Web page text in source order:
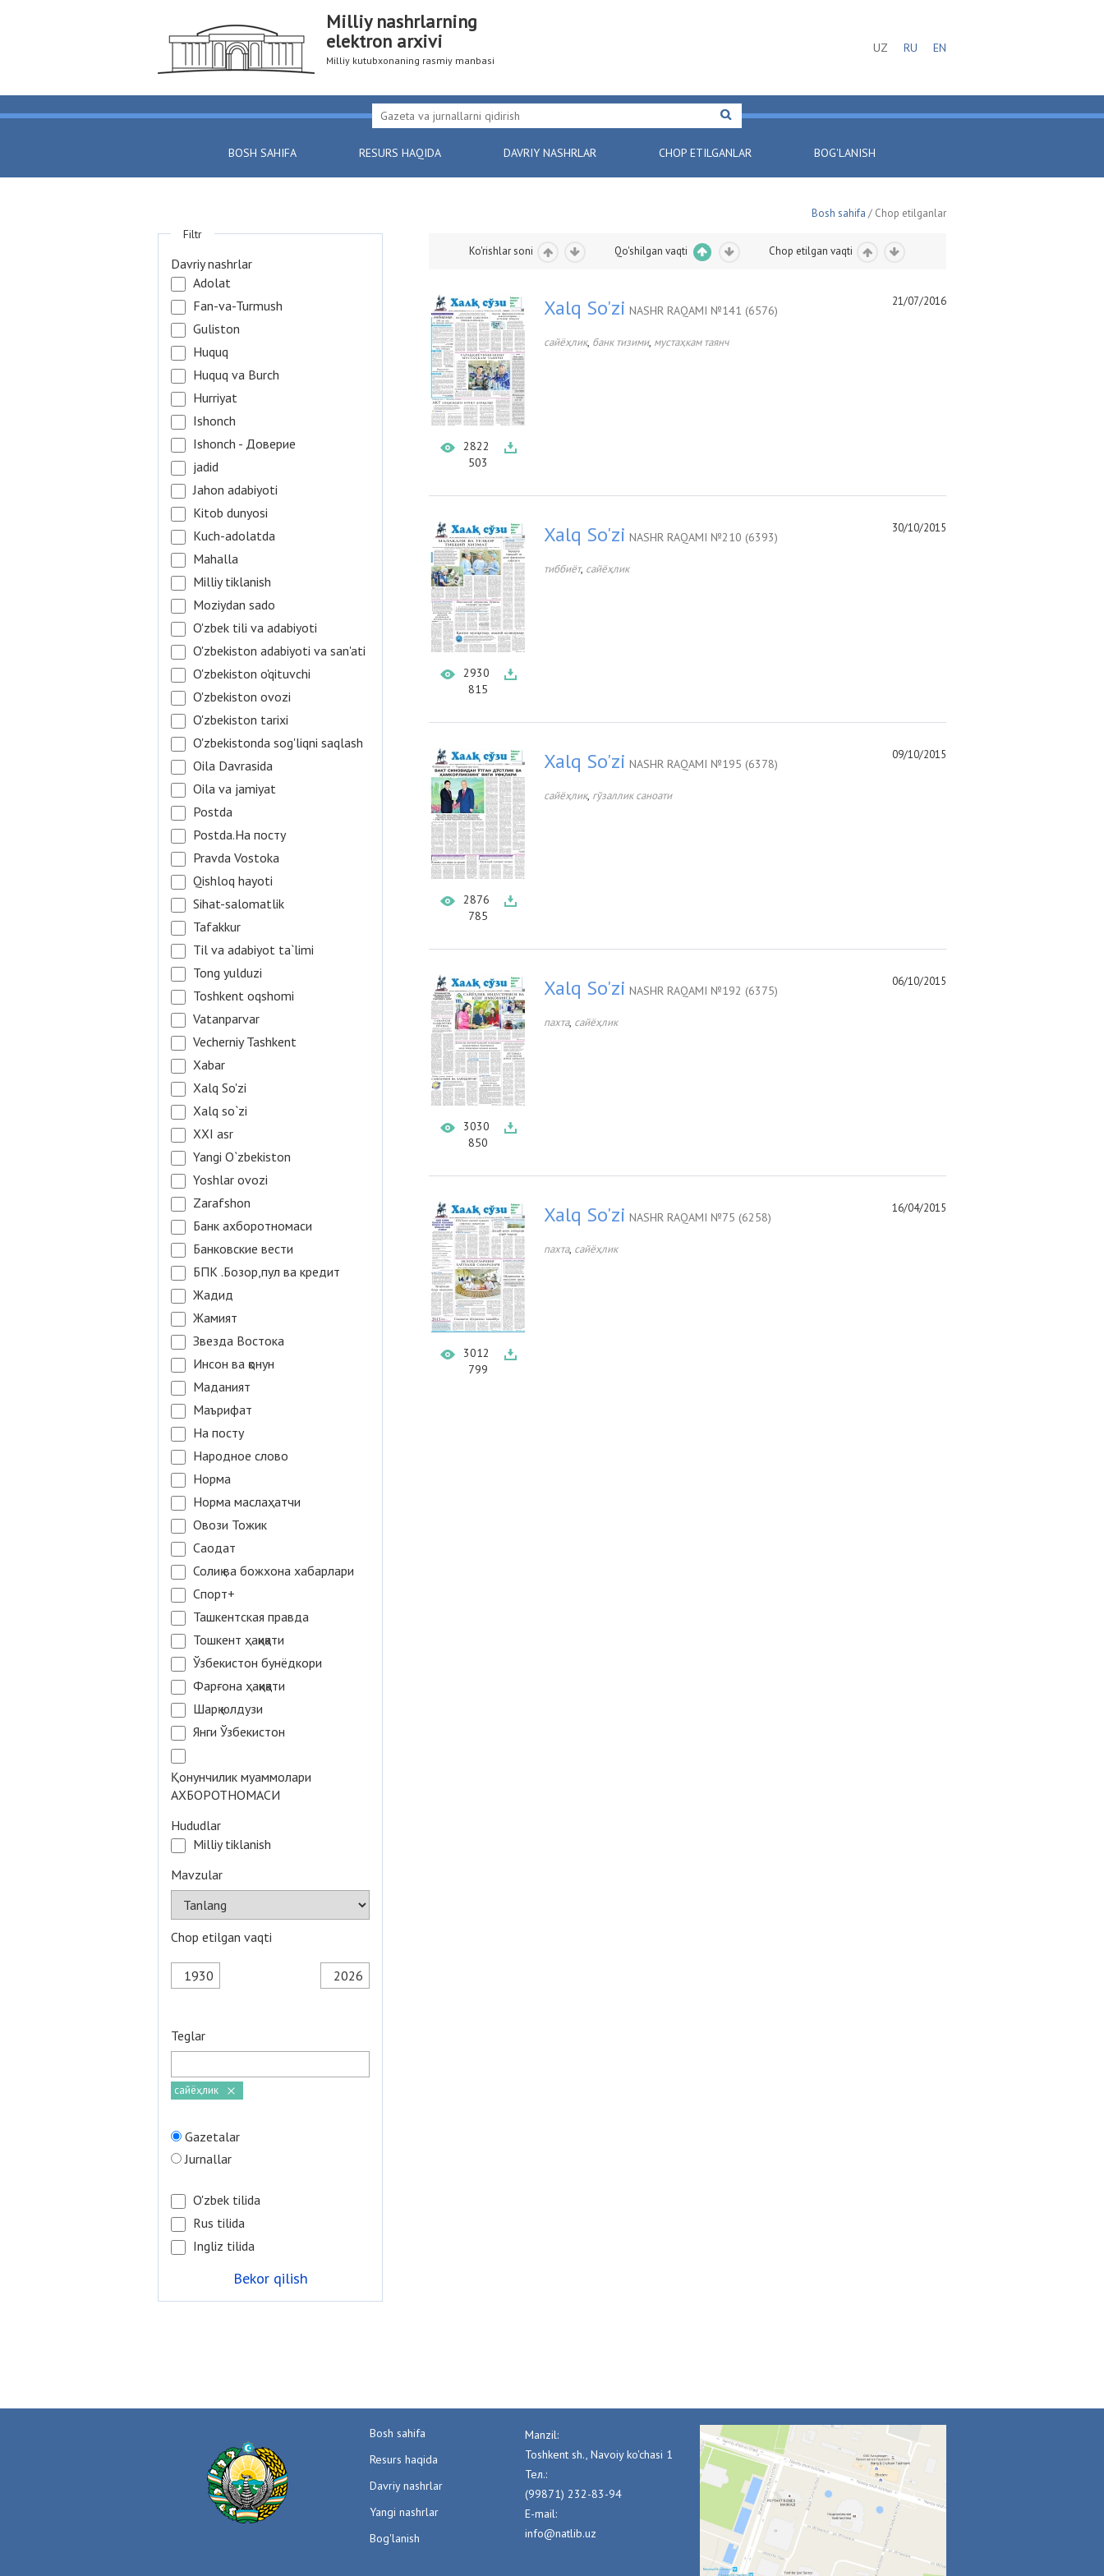
Milliy nashrlarning
elektron arxivi
Milliy kutubxonaning rasmiy manbasi
UZ RU EN
BOSH SAHIFA RESURS HAQIDA DAVRIY NASHRLAR CHOP ETILGANLAR BOG'LANISH
Bosh sahifa / Chop etilganlar
Ko'rishlar soni Qo'shilgan vaqti Chop etilgan vaqti
2822
503
21/07/2016
Xalq So'zi NASHR RAQAMI №141 (6576)
сайёҳлик, банк тизими, мустаҳкам таянч
2930
815
30/10/2015
Xalq So'zi NASHR RAQAMI №210 (6393)
тиббиёт, сайёҳлик
2876
785
09/10/2015
Xalq So'zi NASHR RAQAMI №195 (6378)
сайёҳлик, гўзаллик саноати
3030
850
06/10/2015
Xalq So'zi NASHR RAQAMI №192 (6375)
пахта, сайёҳлик
3012
799
16/04/2015
Xalq So'zi NASHR RAQAMI №75 (6258)
пахта, сайёҳлик
Filtr
Davriy nashrlar
Adolat
Fan-va-Turmush
Guliston
Huquq
Huquq va Burch
Hurriyat
Ishonch
Ishonch - Доверие
jadid
Jahon adabiyoti
Kitob dunyosi
Kuch-adolatda
Mahalla
Milliy tiklanish
Moziydan sado
O'zbek tili va adabiyoti
O'zbekiston adabiyoti va san'ati
O'zbekiston o'qituvchi
O'zbekiston ovozi
O'zbekiston tarixi
O'zbekistonda sog'liqni saqlash
Oila Davrasida
Oila va jamiyat
Postda
Postda.На посту
Pravda Vostoka
Qishloq hayoti
Sihat-salomatlik
Tafakkur
Til va adabiyot ta`limi
Tong yulduzi
Toshkent oqshomi
Vatanparvar
Vecherniy Tashkent
Xabar
Xalq So'zi
Xalq so`zi
XXI asr
Yangi O`zbekiston
Yoshlar ovozi
Zarafshon
Банк ахборотномаси
Банковские вести
БПК .Бозор,пул ва кредит
Жадид
Жамият
Звезда Востока
Инсон ва қонун
Маданият
Маърифат
На посту
Народное слово
Норма
Норма маслаҳатчи
Овози Тожик
Саодат
Солиқ ва божхона хабарлари
Спорт+
Ташкентская правда
Тошкент ҳақиқати
Ўзбекистон бунёдкори
Фарғона ҳақиқати
Шарқ юлдузи
Янги Ўзбекистон
Қонунчилик муаммолари
АХБОРОТНОМАСИ
Hududlar
Milliy tiklanish
Mavzular
Chop etilgan vaqti
Teglar
сайёҳлик
Gazetalar
Jurnallar
O'zbek tilida
Rus tilida
Ingliz tilida
Bekor qilish
Bosh sahifa
Resurs haqida
Davriy nashrlar
Yangi nashrlar
Bog'lanish
Manzil:
Toshkent sh., Navoiy ko'chasi 1
Тел.:
(99871) 232-83-94
E-mail:
info@natlib.uz